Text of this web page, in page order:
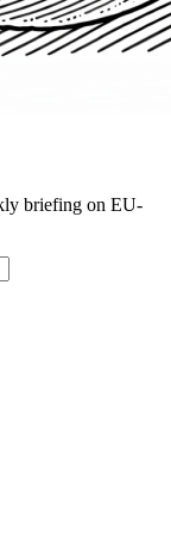
briefing on EU-